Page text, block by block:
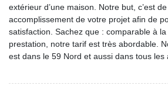
extérieur d’une maison. Notre but, c’est
accomplissement de votre projet afin de
satisfaction. Sachez que : comparable à
prestation, notre tarif est très abordable.
est dans le 59 Nord et aussi dans tous les